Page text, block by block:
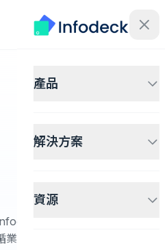
產品
解決方案
資源
團隊致力於持續改善
界標準基線與最佳實務。